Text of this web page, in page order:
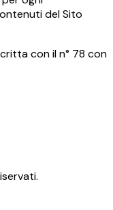
del Sito
con il n° 78 con